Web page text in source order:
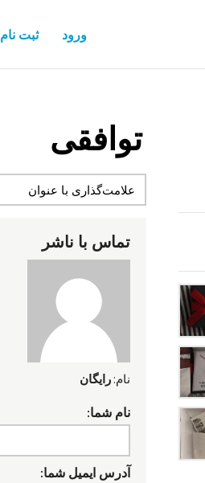
ورود ثبت نام
توافقی
تماس با ناشر
نام: رایگان
نام شما:
آدرس ایمیل شما: